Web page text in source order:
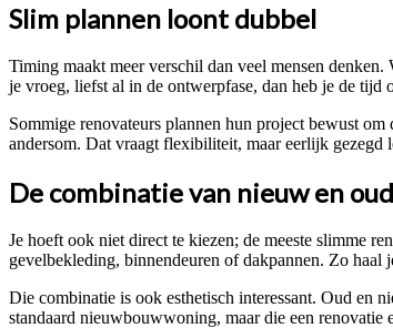
Slim plannen loont dubbel
Timing maakt meer verschil dan veel mensen
je vroeg, liefst al in de ontwerpfase, dan heb je de tijd
Sommige renovateurs plannen hun project bewust
andersom. Dat vraagt flexibiliteit, maar eerlijk gezegd
De combinatie van nieuw en oud
Je hoeft ook niet direct te kiezen; de meeste slimme
gevelbekleding, binnendeuren of dakpannen. Zo haal
Die combinatie is ook esthetisch interessant. Oud en
standaard nieuwbouwwoning, maar die een renovatie